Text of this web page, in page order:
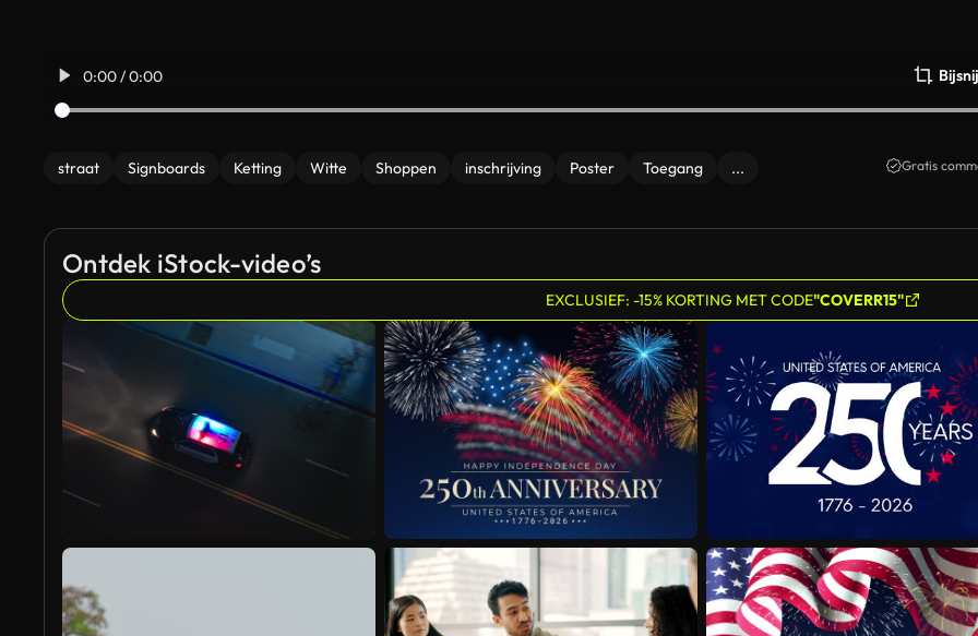
0:00 / 0:00
straat Signboards Ketting Witte Shoppen inschrijving Poster Toegang ... Gratis
Ontdek iStock-video’s
EXCLUSIEF: -15% KORTING MET CODE"COVERR15"